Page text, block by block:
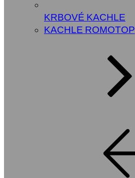
KRBOVÉ KACHLE
KACHLE ROMOTOP